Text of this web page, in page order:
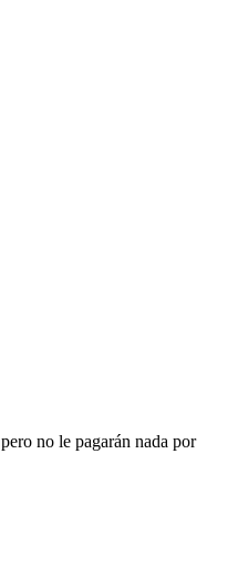
no le pagarán nada por